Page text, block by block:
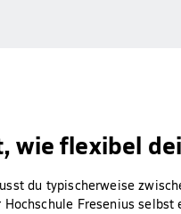
wie flexibel
du typischerweise
Fresenius selbst